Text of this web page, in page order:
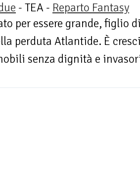
- TEA - Reparto Fantasy
per essere grande, figlio
perduta Atlantide. È
senza dignità e